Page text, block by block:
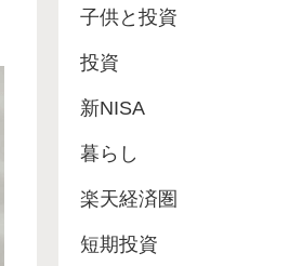
子供と投資
投資
新NISA
暮らし
楽天経済圏
短期投資